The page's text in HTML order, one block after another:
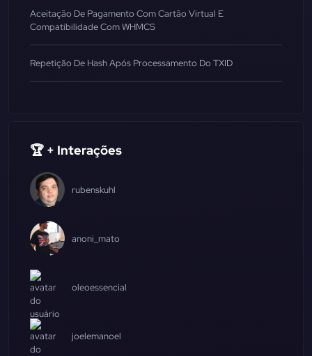
Aceitação De Pagamento Com Cartão Virtual E
Compatibilidade Com WHMCS
Repetição De Hash Após Processamento Do TXID
🏆 + Interações
rubenskuhl
anoni_mato
oleoessencial
joelemanoel